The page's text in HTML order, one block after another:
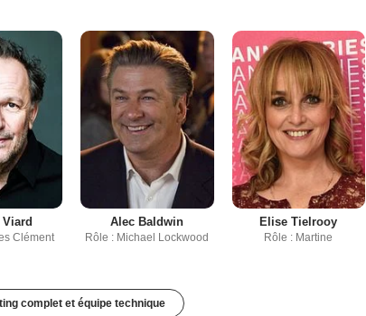
Clément
Alec Baldwin
Rôle : Michael Lockwood
Elise Tielrooy
Rôle : Martine
complet et équipe technique